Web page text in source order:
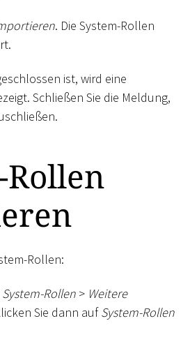
. Die System-Rollen
ist, wird eine
Schließen Sie die Meldung,
Rollen
Rollen:
System-Rollen > Weitere
Sie dann aufSystem-Rollen